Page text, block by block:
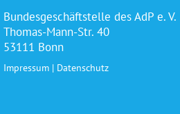
Bundesgeschäftstelle des AdP e. V.
Thomas-Mann-Str. 40
53111 Bonn
Impressum | Datenschutz